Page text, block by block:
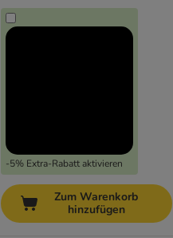
-5% Extra-Rabatt aktivieren
Zum Warenkorb
hinzufügen